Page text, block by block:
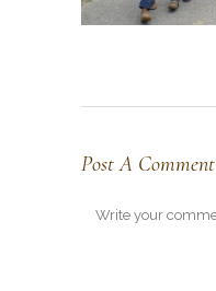
Post A Comment